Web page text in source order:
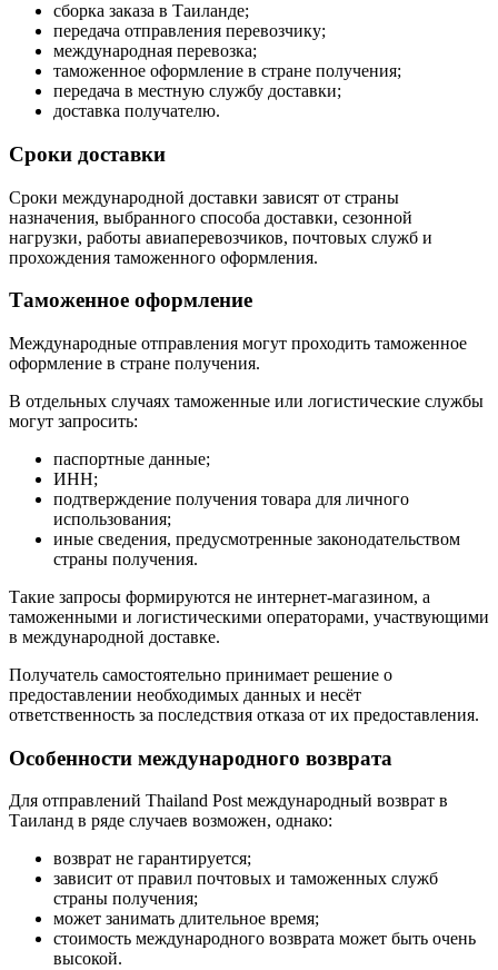
сборка заказа в Таиланде;
передача отправления перевозчику;
международная перевозка;
таможенное оформление в стране получения;
передача в местную службу доставки;
доставка получателю.
Сроки доставки
Сроки международной доставки зависят от страны
назначения, выбранного способа доставки, сезонной
нагрузки, работы авиаперевозчиков, почтовых служб и
прохождения таможенного оформления.
Таможенное оформление
Международные отправления могут проходить таможенное
оформление в стране получения.
В отдельных случаях таможенные или логистические службы
могут запросить:
паспортные данные;
ИНН;
подтверждение получения товара для личного
использования;
иные сведения, предусмотренные законодательством
страны получения.
Такие запросы формируются не интернет-магазином, а
таможенными и логистическими операторами, участвующими
в международной доставке.
Получатель самостоятельно принимает решение о
предоставлении необходимых данных и несёт
ответственность за последствия отказа от их предоставления.
Особенности международного возврата
Для отправлений Thailand Post международный возврат в
Таиланд в ряде случаев возможен, однако:
возврат не гарантируется;
зависит от правил почтовых и таможенных служб
страны получения;
может занимать длительное время;
стоимость международного возврата может быть очень
высокой.